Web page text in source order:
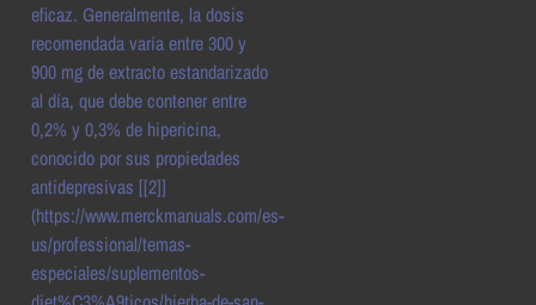
eficaz. Generalmente, la dosis
recomendada varía entre 300 y
900 mg de extracto estandarizado
al día, que debe contener entre
0,2% y 0,3% de hipericina,
conocido por sus propiedades
antidepresivas [[2]]
(https://www.merckmanuals.com/es-
us/professional/temas-
especiales/suplementos-